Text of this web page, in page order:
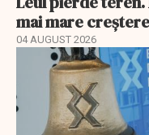
mai mare creștere
04 AUGUST 2026